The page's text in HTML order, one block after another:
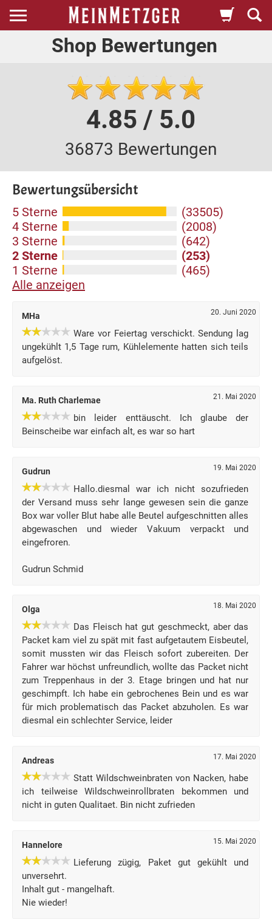
Shop Bewertungen
4.85 / 5.0
36873 Bewertungen
Bewertungsübersicht
5 Sterne
(33505)
4 Sterne
(2008)
3 Sterne
(642)
2 Sterne
(253)
1 Sterne
(465)
Alle anzeigen
MHa 20. Juni 2020
Ware vor Feiertag verschickt. Sendung lag
ungekühlt 1,5 Tage rum, Kühlelemente hatten sich teils
aufgelöst.
Ma. Ruth Charlemae 21. Mai 2020
bin leider enttäuscht. Ich glaube der
Beinscheibe war einfach alt, es war so hart
Gudrun 19. Mai 2020
Hallo.diesmal war ich nicht sozufrieden
der Versand muss sehr lange gewesen sein die ganze
Box war voller Blut habe alle Beutel aufgeschnitten alles
abgewaschen und wieder Vakuum verpackt und
eingefroren.
Gudrun Schmid
Olga 18. Mai 2020
Das Fleisch hat gut geschmeckt, aber das
Packet kam viel zu spät mit fast aufgetautem Eisbeutel,
somit mussten wir das Fleisch sofort zubereiten. Der
Fahrer war höchst unfreundlich, wollte das Packet nicht
zum Treppenhaus in der 3. Etage bringen und hat nur
geschimpft. Ich habe ein gebrochenes Bein und es war
für mich problematisch das Packet abzuholen. Es war
diesmal ein schlechter Service, leider
Andreas 17. Mai 2020
Statt Wildschweinbraten von Nacken, habe
ich teilweise Wildschweinrollbraten bekommen und
nicht in guten Qualitaet. Bin nicht zufrieden
Hannelore 15. Mai 2020
Lieferung zügig, Paket gut gekühlt und
unversehrt.
Inhalt gut - mangelhaft.
Nie wieder!